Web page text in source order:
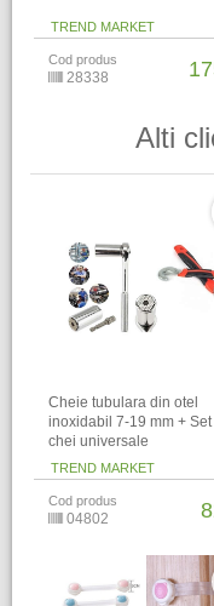
TREND MARKET
Cod produs
28338
Alti
Cheie tubulara din otel
inoxidabil 7-19 mm + Set
chei universale
TREND MARKET
Cod produs
04802